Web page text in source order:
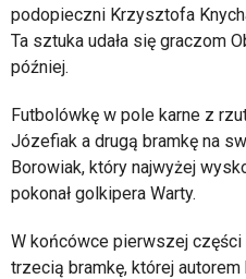
podopieczni Krzysztofa
Ta sztuka udała się graczom
później.
Futbolówkę w pole karne z
Józefiak a drugą bramkę na
Borowiak, który najwyżej
pokonał golkipera Warty.
W końcówce pierwszej części
trzecią bramkę, której autorem